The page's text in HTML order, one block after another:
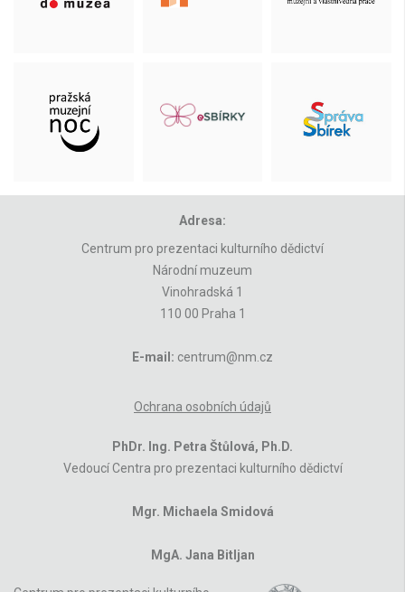
Adresa:
Centrum pro prezentaci kulturního dědictví
Národní muzeum
Vinohradská 1
110 00 Praha 1
E-mail: centrum@nm.cz
Ochrana osobních údajů
PhDr. Ing. Petra Štůlová, Ph.D.
Vedoucí Centra pro prezentaci kulturního dědictví
Mgr. Michaela Smidová
MgA. Jana Bitljan